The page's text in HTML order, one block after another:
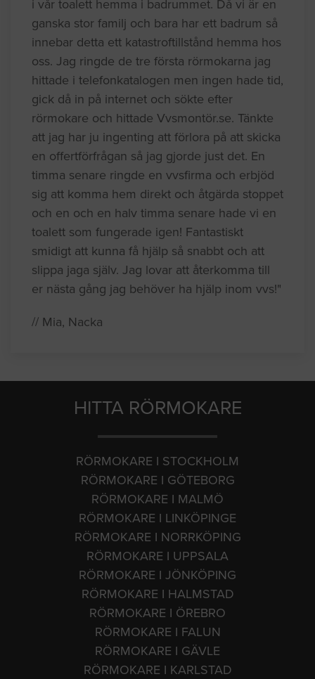
i vår toalett hemma i badrummet. Då vi är en
ganska stor familj och bara har ett badrum så
innebar detta ett katastroftillstånd hemma hos
oss. Jag ringde de tre första rörmokarna jag
hittade i telefonkatalogen men ingen hade tid,
gick då in på internet och sökte efter
rörmokare och hittade Vvsmontör.se. Tänkte
att jag har ju ingenting att förlora på att skicka
en offertförfrågan så jag gjorde just det. En
timma senare ringde en vvsfirma och erbjöd
sig att komma hem direkt och åtgärda stoppet
och en och en halv timma senare hade vi en
toalett som fungerade igen! Fantastiskt
smidigt att kunna få hjälp så snabbt och att
slippa jaga själv. Jag lovar att återkomma till
er nästa gång jag behöver ha hjälp inom vvs!"
// Mia, Nacka
HITTA RÖRMOKARE
RÖRMOKARE I STOCKHOLM
RÖRMOKARE I GÖTEBORG
RÖRMOKARE I MALMÖ
RÖRMOKARE I LINKÖPINGE
RÖRMOKARE I NORRKÖPING
RÖRMOKARE I UPPSALA
RÖRMOKARE I JÖNKÖPING
RÖRMOKARE I HALMSTAD
RÖRMOKARE I ÖREBRO
RÖRMOKARE I FALUN
RÖRMOKARE I GÄVLE
RÖRMOKARE I KARLSTAD